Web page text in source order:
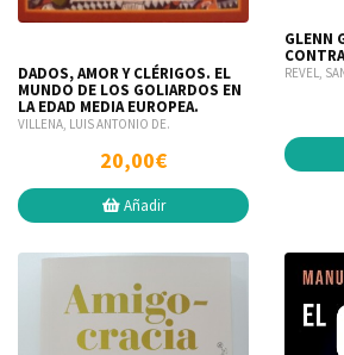
DADOS, AMOR Y CLÉRIGOS. EL
MUNDO DE LOS GOLIARDOS EN
LA EDAD MEDIA EUROPEA.
VILLENA, LUIS ANTONIO DE.
20,00€
Añadir
GLENN
REVEL,